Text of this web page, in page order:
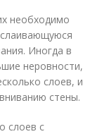
необходимо
Иногда в
неровности,
слоев, и
стены.
слоев с